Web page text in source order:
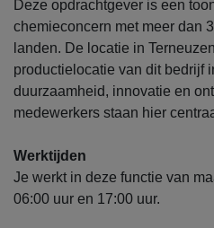
Deze opdrachtgever is een
chemieconcern met meer dan
landen. De locatie in
productielocatie van dit bedrijf
duurzaamheid, innovatie en
medewerkers staan hier
Werktijden
Je werkt in deze functie van
06:00 uur en 17:00 uur.